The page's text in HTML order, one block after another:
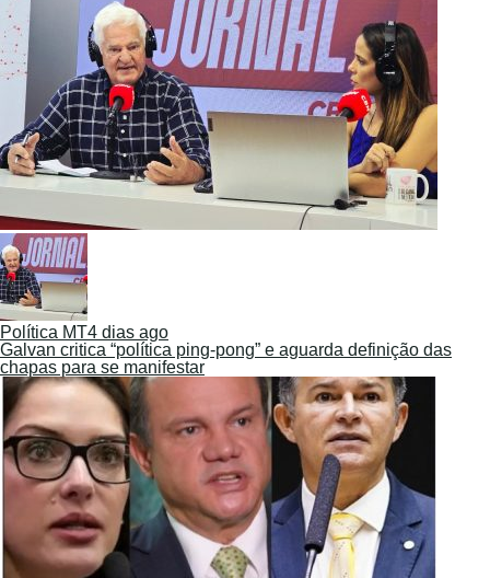
Política MT4 dias ago
Galvan critica “política ping-pong” e aguarda definição das
chapas para se manifestar